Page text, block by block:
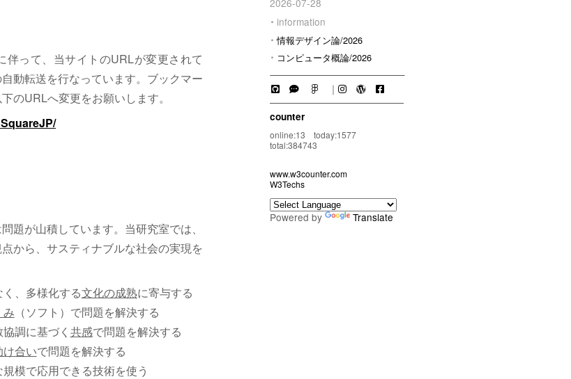
2026-07-28
information
情報デザイン論/2026
コンピュータ概論/2026
｜
counter
online:13 today:1577
total:384743
www.w3counter.com
W3Techs
Powered by Translate
って、当サイトのURLが変更されて
動転送を行なっています。ブックマー
のURLへ変更をお願いします。
題が山積しています。当研究室では、
から、サスティナブルな社会の実現を
、多様化する文化の成熟に寄与する
み （ソフト）で問題を解決する
調に基づく 共感で問題を解決する
合いで問題を解決する
模で応用できる技術を使う